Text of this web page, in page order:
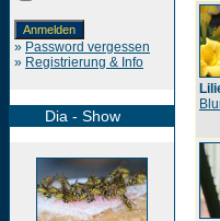
» Password vergessen
» Registrierung & Info
Dia - Show